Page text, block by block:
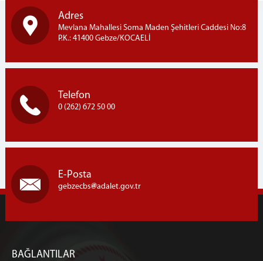
Anlaşmalar & Duyurular
BİLGİ İŞLEM ŞEFLİĞİ
Tüm Şifreleri Alma
VPN'e Nasıl Giriş Yaparım
İLETİŞİM
Adres
Mevlana Mahallesi Soma Maden Şehitleri Caddesi No:8
P.K.: 41400 Gebze/KOCAELİ
Telefon
0 (262) 672 50 00
E-Posta
gebzecbs adalet.gov.tr
BAĞLANTILAR